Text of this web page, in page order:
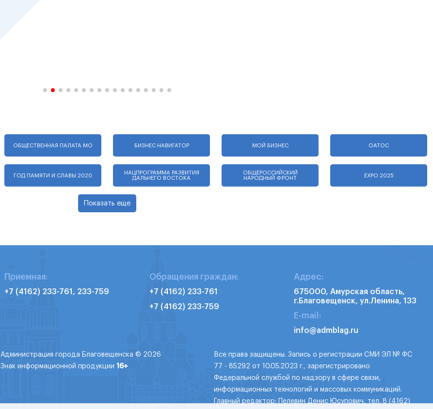
ОБЩЕСТВЕННАЯ ПАЛАТА МО БИЗНЕС НАВИГАТОР МОЙ БИЗНЕС ОАТОС
ГОД ПАМЯТИ И СЛАВЫ 2020
НАЦПРОГРАММА РАЗВИТИЯ
ДАЛЬНЕГО ВОСТОКА
ОБЩЕРОССИЙСКИЙ
НАРОДНЫЙ ФРОНТ
EXPO 2025
Показать еще
Приемная:
+7 (4162) 233-761, 233-759
Обращения граждан:
+7 (4162) 233-761
+7 (4162) 233-759
Адрес:
675000, Амурская область,
г.Благовещенск, ул.Ленина, 133
E-mail:
info@admblag.ru
Администрация города Благовещенска © 2026
Знак информационной продукции 16+
Все права защищены. Запись о регистрации СМИ ЭЛ № ФС
77 - 85292 от 10.05.2023 г., зарегистрировано
Федеральной службой по надзору в сфере связи,
информационных технологий и массовых коммуникаций.
Главный редактор: Пелевин Денис Юсупович, тел. 8 (4162)